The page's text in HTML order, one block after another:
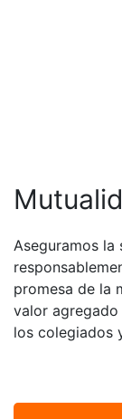
Aseguramos la
promesa de la
valor
los colegiados